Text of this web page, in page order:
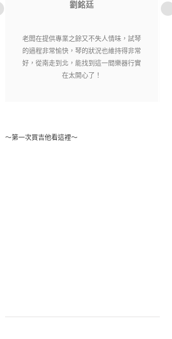
洪貫傑
老闆相當用心，每一把琴都經過細心挑選
又嚴格把關，現場琴各有各的特色，在這
裡絕對能找到自己適合有喜愛的琴。
～第一次買吉他看這裡～